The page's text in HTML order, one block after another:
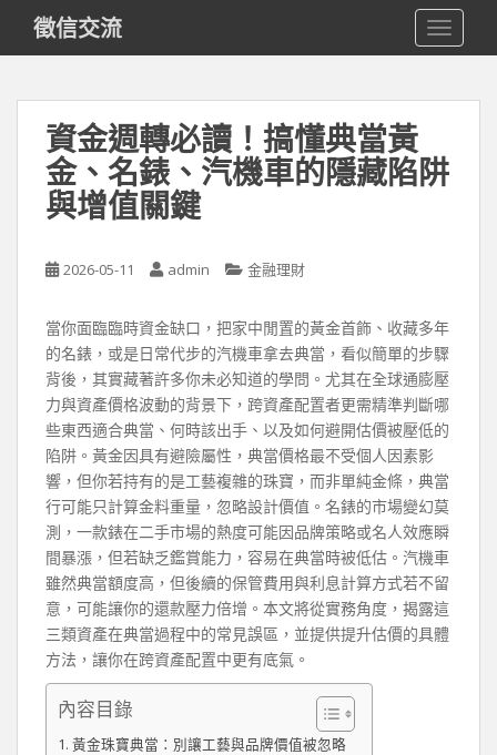
i
徵信交流
資金週轉必讀！搞懂典當黃
金、名錶、汽機車的隱藏陷阱
與增值關鍵
2026-05-11 admin 金融理財
當你面臨臨時資金缺口，把家中閒置的黃金首飾、收藏多年
的名錶，或是日常代步的汽機車拿去典當，看似簡單的步驟
背後，其實藏著許多你未必知道的學問。尤其在全球通膨壓
力與資產價格波動的背景下，跨資產配置者更需精準判斷哪
些東西適合典當、何時該出手、以及如何避開估價被壓低的
陷阱。黃金因具有避險屬性，典當價格最不受個人因素影
響，但你若持有的是工藝複雜的珠寶，而非單純金條，典當
行可能只計算金料重量，忽略設計價值。名錶的市場變幻莫
測，一款錶在二手市場的熱度可能因品牌策略或名人效應瞬
間暴漲，但若缺乏鑑賞能力，容易在典當時被低估。汽機車
雖然典當額度高，但後續的保管費用與利息計算方式若不留
意，可能讓你的還款壓力倍增。本文將從實務角度，揭露這
三類資產在典當過程中的常見誤區，並提供提升估價的具體
方法，讓你在跨資產配置中更有底氣。
內容目錄
黃金珠寶典當：別讓工藝與品牌價值被忽略